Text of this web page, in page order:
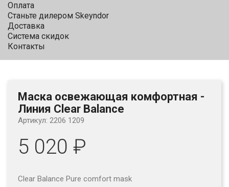
Оплата
Станьте дилером Skeyndor
Доставка
Система скидок
Контакты
Маска освежающая комфортная -
Линия Clear Balance
Артикул: 2206 1209
5 020 ₽
Clear Balance Pure comfort mask